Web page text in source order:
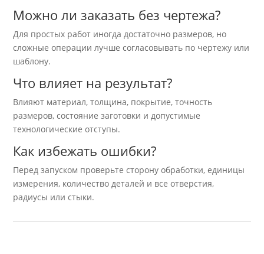
Можно ли заказать без чертежа?
Для простых работ иногда достаточно размеров, но
сложные операции лучше согласовывать по чертежу или
шаблону.
Что влияет на результат?
Влияют материал, толщина, покрытие, точность
размеров, состояние заготовки и допустимые
технологические отступы.
Как избежать ошибки?
Перед запуском проверьте сторону обработки, единицы
измерения, количество деталей и все отверстия,
радиусы или стыки.